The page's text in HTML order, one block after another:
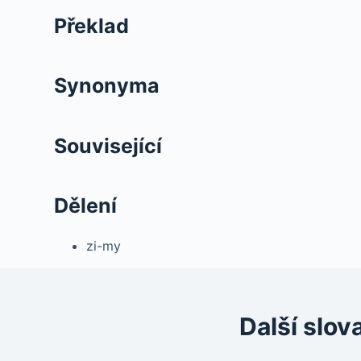
Překlad
Synonyma
Související
Dělení
zi-my
Další